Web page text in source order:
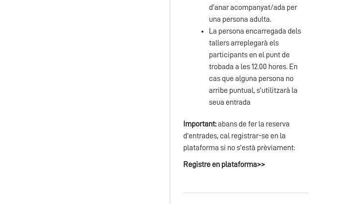
d’anar acompanyat/ada per
una persona adulta.
La persona encarregada dels
tallers arreplegarà els
participants en el punt de
trobada a les 12.00 hores. En
cas que alguna persona no
arribe puntual, s’utilitzarà la
seua entrada
Important:abans de fer la reserva
d’entrades, cal registrar-se en la
plataforma si no s’està prèviament:
Registre en plataforma>>